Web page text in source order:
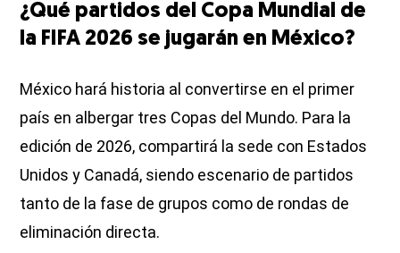
¿Qué partidos del Copa Mundial de
la FIFA 2026 se jugarán en México?
México hará historia al convertirse en el primer
país en albergar tres Copas del Mundo. Para la
edición de 2026, compartirá la sede con Estados
Unidos y Canadá, siendo escenario de partidos
tanto de la fase de grupos como de rondas de
eliminación directa.